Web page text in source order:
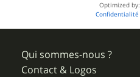
Optimized by:
Confidentialité
Qui sommes-nous ?
Contact & Logos